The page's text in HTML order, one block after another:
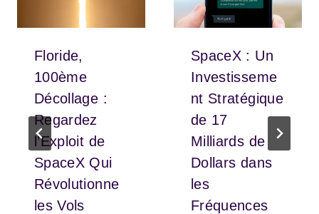
Floride,
100ème
Décollage :
Regardez
l’Exploit de
SpaceX Qui
Révolutionne
les Vols
SpaceX : Un
Investisseme
nt Stratégique
de 17
Milliards de
Dollars dans
les
Fréquences